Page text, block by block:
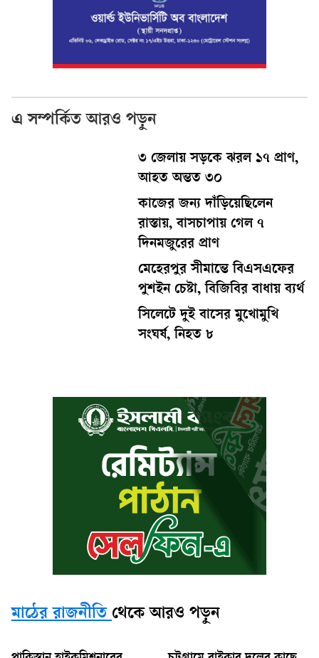
এ সম্পর্কিত আরও পড়ুন
৩ জেলায় সড়কে ঝরল ১৭ প্রাণ,
আহত অন্তত ৩০
কাজের জন্য দাঁড়িয়েছিলেন
রাস্তায়, বাসচাপায় গেল ৭
দিনমজুরের প্রাণ
মেহেরপুর সীমান্তে বিএসএফের
পুশইন চেষ্টা, বিজিবির বাধায় ব্যর্থ
সিলেটে দুই বাসের মুখোমুখি
সংঘর্ষ, নিহত ৮
মাঠের রাজনীতি থেকে আরও পড়ুন